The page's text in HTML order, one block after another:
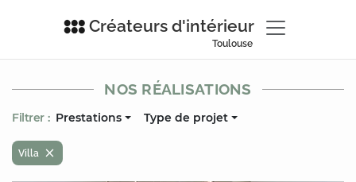
Créateurs d'intérieur
Toulouse
NOS RÉALISATIONS
Filtrer : Prestations Type de projet
Villa